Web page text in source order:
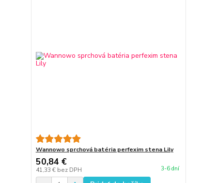
Wannowo sprchová batéria perfexim stena Lily
50,84 €
41,33 € bez DPH 3-6 dní